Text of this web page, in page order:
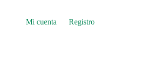
Mi cuenta Registro